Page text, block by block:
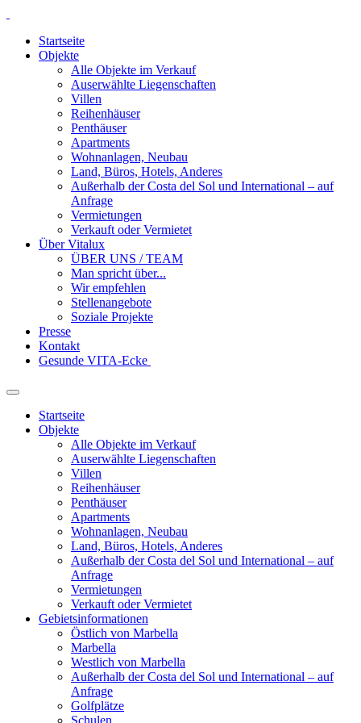
Startseite
Objekte
Alle Objekte im Verkauf
Auserwählte Liegenschaften
Villen
Reihenhäuser
Penthäuser
Apartments
Wohnanlagen, Neubau
Land, Büros, Hotels, Anderes
Außerhalb der Costa del Sol und International – auf
Anfrage
Vermietungen
Verkauft oder Vermietet
Über Vitalux
ÜBER UNS / TEAM
Man spricht über...
Wir empfehlen
Stellenangebote
Soziale Projekte
Presse
Kontakt
Gesunde VITA-Ecke
Startseite
Objekte
Alle Objekte im Verkauf
Auserwählte Liegenschaften
Villen
Reihenhäuser
Penthäuser
Apartments
Wohnanlagen, Neubau
Land, Büros, Hotels, Anderes
Außerhalb der Costa del Sol und International – auf
Anfrage
Vermietungen
Verkauft oder Vermietet
Gebietsinformationen
Östlich von Marbella
Marbella
Westlich von Marbella
Außerhalb der Costa del Sol und International – auf
Anfrage
Golfplätze
Schulen